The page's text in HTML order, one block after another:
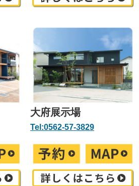
大府展示場
Tel:0562-57-3829